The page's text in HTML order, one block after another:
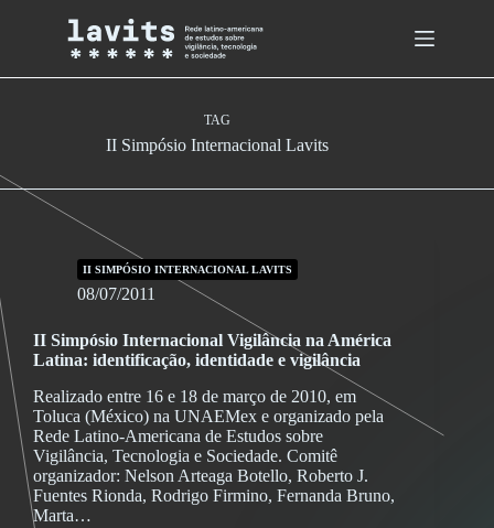
TAG
II Simpósio Internacional Lavits
II SIMPÓSIO INTERNACIONAL LAVITS
08/07/2011
II Simpósio Internacional Vigilância na América
Latina: identificação, identidade e vigilância
Realizado entre 16 e 18 de março de 2010, em
Toluca (México) na UNAEMex e organizado pela
Rede Latino-Americana de Estudos sobre
Vigilância, Tecnologia e Sociedade. Comitê
organizador: Nelson Arteaga Botello, Roberto J.
Fuentes Rionda, Rodrigo Firmino, Fernanda Bruno,
Marta…